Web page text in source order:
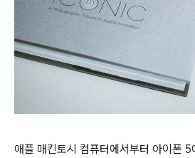
애플 매킨토시 컴퓨터에서부터 아이폰 5